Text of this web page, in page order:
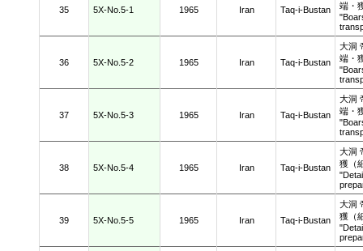
35 5X-No.5-1 1965 Iran Taq-i-Bustan
端・
36 5X-No.5-2 1965 Iran Taq-i-Bustan
大洞
端・
37 5X-No.5-3 1965 Iran Taq-i-Bustan
大洞
端・
38 5X-No.5-4 1965 Iran Taq-i-Bustan
大洞
獲（
39 5X-No.5-5 1965 Iran Taq-i-Bustan
大洞
獲（